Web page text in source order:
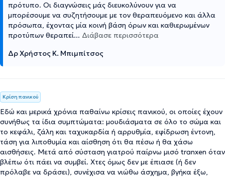
πρότυπο. Οι διαγνώσεις μάς διευκολύνουν για να
μπορέσουμε να συζητήσουμε με τον θεραπευόμενο και άλλα
πρόσωπα, έχοντας μία κοινή βάση όρων και καθιερωμένων
προτύπων θεραπεί... Διάβασε περισσότερα
Δρ Χρήστος Κ. Μπιμπίτσος
Κρίση πανικού
Εδώ και μερικά χρόνια παθαίνω κρίσεις πανικού, οι οποίες έχουν
συνήθως τα ίδια συμπτώματα: μουδιάσματα σε όλο το σώμα και
το κεφάλι, ζάλη και ταχυκαρδία ή αρρυθμία, εφίδρωση έντονη,
τάση για λιποθυμία και αίσθηση ότι θα πέσω ή θα χάσω
αισθήσεις. Μετά από σύσταση γιατρού παίρνω μισό tranxen όταν
βλέπω ότι πάει να συμβεί. Χτες όμως δεν με έπιασε (ή δεν
πρόλαβε να δράσει), συνέχισα να νιώθω άσχημα, βγήκα έξω,